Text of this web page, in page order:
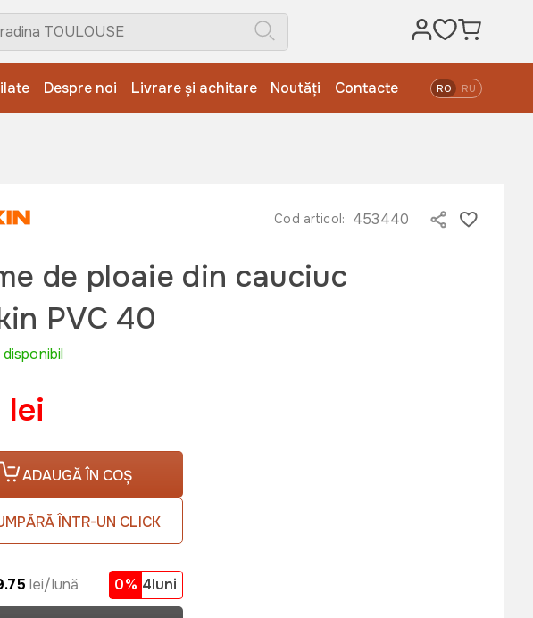
Despre noi Livrare și achitare Noutăți Contacte RO RU
Cod articol: 453440
de ploaie din cauciuc
PVC 40
lei
ADAUGĂ ÎN COȘ
ÎNTR-UN CLICK
lei/lună 0% 4luni